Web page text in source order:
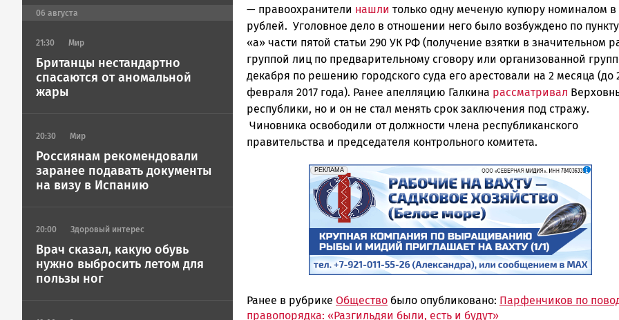
06 августа
21:30 Мир
Британцы нестандартно
спасаются от аномальной
жары
20:30 Мир
Россиянам рекомендовали
заранее подавать документы
на визу в Испанию
20:00 Здоровый интерес
Врач сказал, какую обувь
нужно выбросить летом для
пользы ног
— правоохранители нашли только одну меченую купюру номиналом в
рублей. Уголовное дело в отношении него было возбуждено по пункту
«а» части пятой статьи 290 УК РФ (получение взятки в значительном
группой лиц по предварительному сговору или организованной
декабря по решению городского суда его арестовали на 2 месяца (до
февраля 2017 года). Ранее апелляцию Галкина рассматривал
республики, но и он не стал менять срок заключения под стражу.
Чиновника освободили от должности члена республиканского
правительства и председателя контрольного комитета.
erid: 2SDnjf467GP
РЕКЛАМА
Реклама
Ранее в рубрике Общество было опубликовано: Парфенчиков по
правопорядка: «Разгильдяи были, есть и будут»